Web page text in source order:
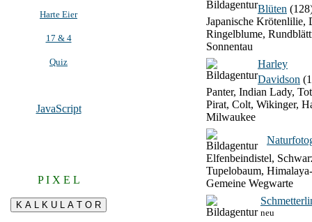
Harte Eier
17 & 4
Quiz
JavaScript
P I X E L
Blüten
Japanische Krötenlilie,
Ringelblume,
Sonnentau
Harley
Davidson
Panter, Indian Lady,
Pirat, Colt, Wikinger,
Milwaukee
Elfenbeindistel,
Tupelobaum,
Gemeine Wegwarte
neu